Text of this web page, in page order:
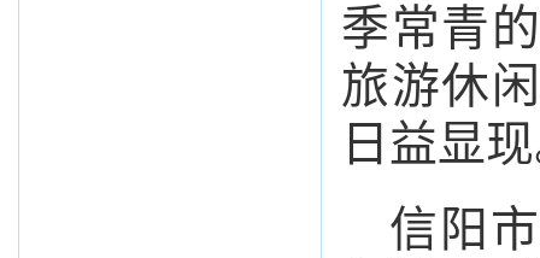
季常青
旅游休
日益显
信阳